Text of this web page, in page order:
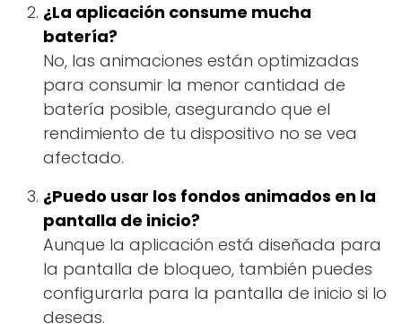
¿La aplicación consume mucha
batería?
No, las animaciones están optimizadas
para consumir la menor cantidad de
batería posible, asegurando que el
rendimiento de tu dispositivo no se vea
afectado.
¿Puedo usar los fondos animados en la
pantalla de inicio?
Aunque la aplicación está diseñada para
la pantalla de bloqueo, también puedes
configurarla para la pantalla de inicio si lo
deseas.